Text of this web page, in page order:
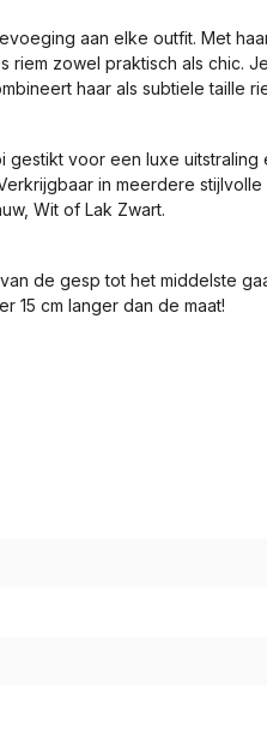
aan elke outfit. Met
zowel praktisch als chic.
haar als subtiele taille
gestikt voor een luxe uitstraling
in meerdere stijlvolle
Wit of Lak Zwart.
de gesp tot het middelste
15 cm langer dan de maat!